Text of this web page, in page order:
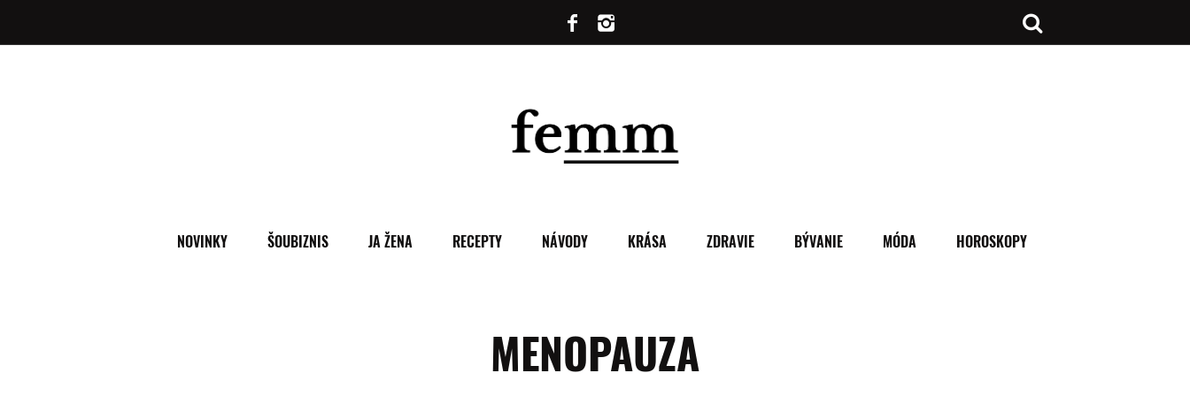
NOVINKY ŠOUBIZNIS JA ŽENA RECEPTY NÁVODY KRÁSA ZDRAVIE BÝVANIE MÓDA HOROSKOPY
MENOPAUZA